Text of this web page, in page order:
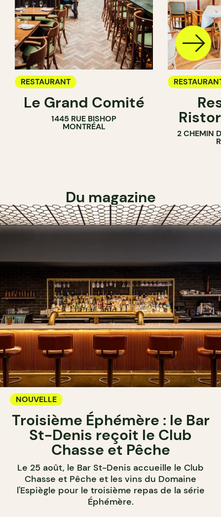
RESTAURANT
Le Grand Comité
1445 RUE BISHOP
MONTRÉAL
2 CHEMIN
Du magazine
NOUVELLE
Troisième Éphémère : le Bar
St-Denis reçoit le Club
Chasse et Pêche
Le 25 août, le Bar St-Denis accueille le Club
Chasse et Pêche et les vins du Domaine
l'Espiègle pour le troisième repas de la série
Éphémère.